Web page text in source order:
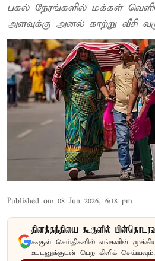
பகல் நேரங்களில் மக்கள்
அளவுக்கு அனல் காற்று வீசி
Published on: 08 Jun 2026, 6:18 pm
தினத்தந்தியை கூகுளில்
கூகுள் செய்திகளில் எங்களின்
உடனுக்குடன் பெற கிளிக் செய்யவும்.